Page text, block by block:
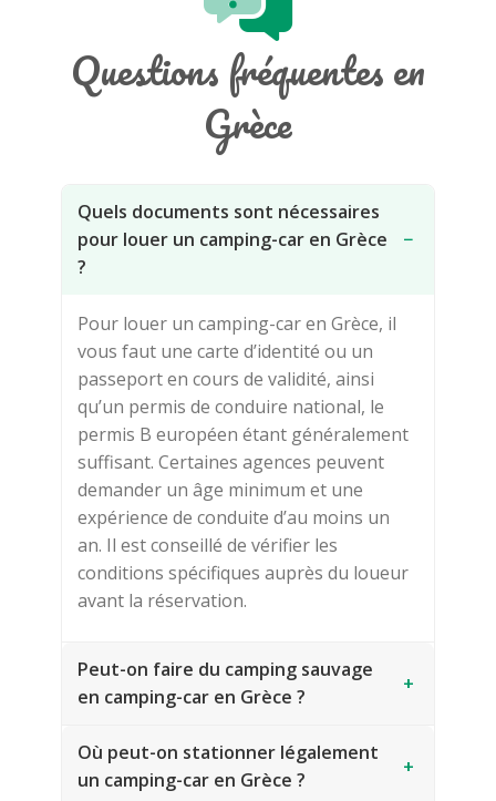
Questions fréquentes en
Grèce
Quels documents sont nécessaires
pour louer un camping-car en Grèce
?
−
Pour louer un camping-car en Grèce, il
vous faut une carte d’identité ou un
passeport en cours de validité, ainsi
qu’un permis de conduire national, le
permis B européen étant généralement
suffisant. Certaines agences peuvent
demander un âge minimum et une
expérience de conduite d’au moins un
an. Il est conseillé de vérifier les
conditions spécifiques auprès du loueur
avant la réservation.
Peut-on faire du camping sauvage
en camping-car en Grèce ?
+
Où peut-on stationner légalement
un camping-car en Grèce ?
+